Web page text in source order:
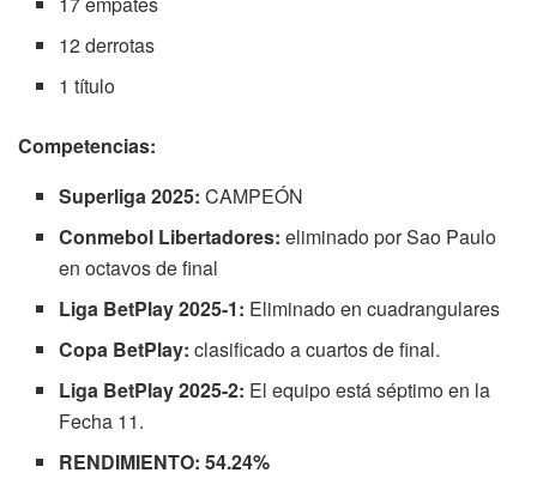
12 derrotas
1 título
Competencias:
Superliga 2025: CAMPEÓN
Conmebol Libertadores: eliminado por Sao Paulo
en octavos de final
Liga BetPlay 2025-1: Eliminado en cuadrangulares
Copa BetPlay: clasificado a cuartos de final.
Liga BetPlay 2025-2: El equipo está séptimo en la
Fecha 11.
RENDIMIENTO: 54.24%